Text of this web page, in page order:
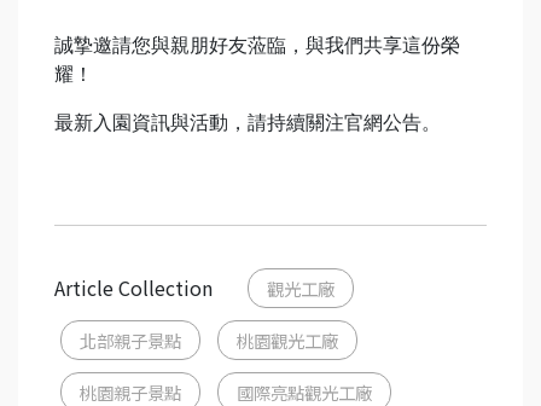
誠摯邀請您與親朋好友蒞臨，與我們共享這份榮
耀！
最新入園資訊與活動，請持續關注官網公告。
Article Collection 觀光工廠
北部親子景點 桃園觀光工廠
桃園親子景點 國際亮點觀光工廠